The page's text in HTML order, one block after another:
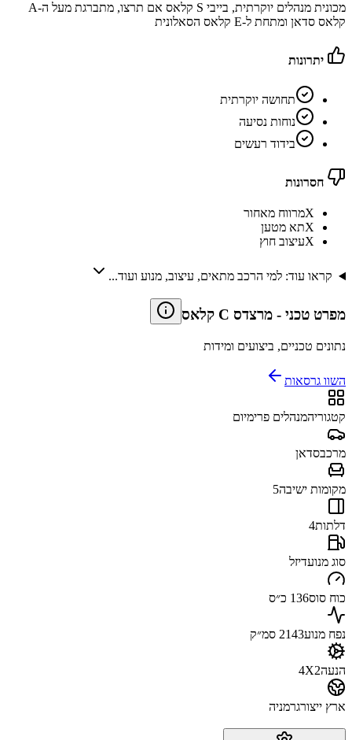
מכונית מנהלים יוקרתית, בייבי S קלאס אם תרצו, מתברגת מעל ה-A
קלאס סדאן ומתחת ל-E קלאס הסאלונית
יתרונות
תחושה יוקרתית
נוחות נסיעה
בידוד רעשים
חסרונות
Xמרווח מאחור
Xתא מטען
Xעיצוב חוץ
קראו עוד: למי הרכב מתאים, עיצוב, מנוע ועוד...
מפרט טכני - מרצדס C קלאס
נתונים טכניים, ביצועים ומידות
השוו גרסאות
קטגוריהמנהלים פרימיום
מרכבסדאן
מקומות ישיבה5
דלתות4
סוג מנועדיזל
כוח סוס136 כ״ס
נפח מנוע2143 סמ״ק
הנעה4X2
ארץ ייצורגרמניה